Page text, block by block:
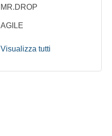
MR.DROP
AGILE
Visualizza tutti